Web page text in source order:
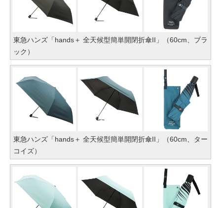
東急ハンズ「hands＋ 全天候型簡単開閉折傘II」（60cm、ブラ
ック）
東急ハンズ「hands＋ 全天候型簡単開閉折傘II」（60cm、ター
コイズ）